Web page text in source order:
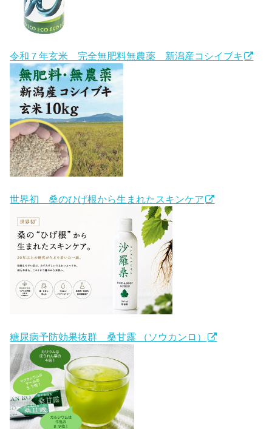
令和７年玄米 完全無肥料無農薬 新潟産コシイブキ
世界初 桑のひげ根から生まれたスキンケア
糖尿病予防効果抜群 桑甘露 （ソウカンロ）